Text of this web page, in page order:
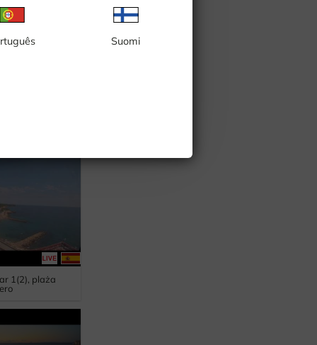
Suomi
1(2), plaża